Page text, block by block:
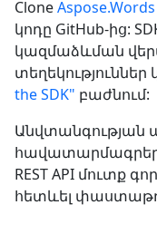
Clone
կոդը GitHub-ից:
կազմաձևման
տեղեկություններ
the SDK" բաժնում:
Անվտանգության
REST API մուտք
հետևել